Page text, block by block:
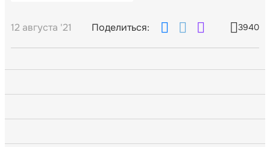
12 августа '21 Поделиться: 3940